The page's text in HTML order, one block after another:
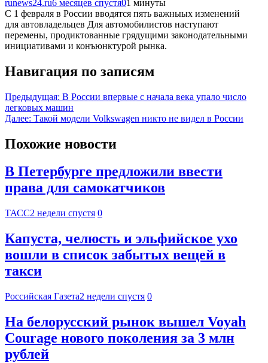
runews24.ru6 месяцев спустя01 минуты
С 1 февраля в России вводятся пять важныых изменений
для автовладельцев Для автомобилистов наступают
перемены, продиктованные грядущими законодательными
инициативами и конъюнктурой рынка.
Навигация по записям
Предыдущая: В России впервые с начала века упало число
легковых машин
Далее: Такой модели Volkswagen никто не видел в России
Похожие новости
В Петербурге предложили ввести
права для самокатчиков
ТАСС2 недели спустя 0
Капуста, челюсть и эльфийское ухо
вошли в список забытых вещей в
такси
Российская Газета2 недели спустя 0
На белорусский рынок вышел Voyah
Courage нового поколения за 3 млн
рублей